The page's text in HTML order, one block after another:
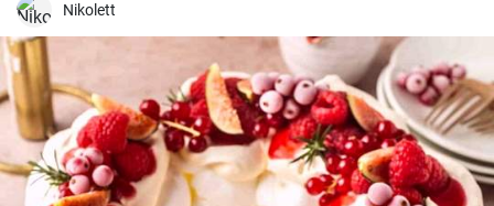
képest.Nikolett